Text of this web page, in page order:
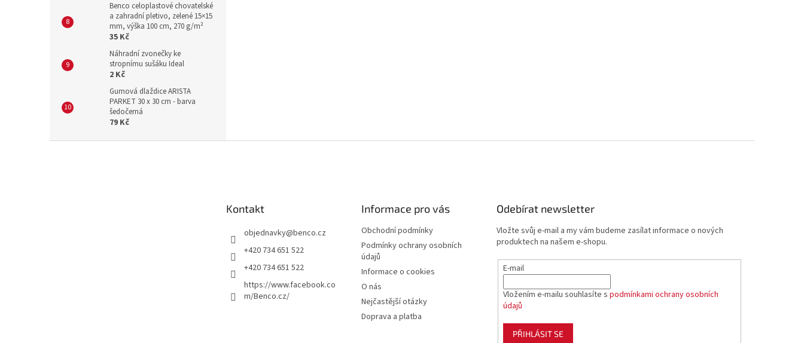
Benco celoplastové chovatelské
a zahradní pletivo, zelené 15×15
mm, výška 100 cm, 270 g/m²
35 Kč
Náhradní zvonečky ke
stropnímu sušáku Ideal
2 Kč
Gumová dlaždice ARISTA
PARKET 30 x 30 cm - barva
šedočerná
79 Kč
Kontakt
objednavky@benco.cz
+420 734 651 522
+420 734 651 522
https://www.facebook.co
m/Benco.cz/
Informace pro vás
Obchodní podmínky
Podmínky ochrany osobních
údajů
Informace o cookies
O nás
Nejčastější otázky
Doprava a platba
Odebírat newsletter
Vložte svůj e-mail a my vám budeme zasílat informace o nových
produktech na našem e-shopu.
E-mail
Vložením e-mailu souhlasíte spodmínkami ochrany osobních
údajů
PŘIHLÁSIT SE